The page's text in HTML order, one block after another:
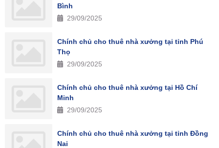
Bình
29/09/2025
Chính chủ cho thuê nhà xưởng tại tỉnh Phú
Thọ
29/09/2025
Chính chủ cho thuê nhà xưởng tại Hồ Chí
Minh
29/09/2025
Chính chủ cho thuê nhà xưởng tại tỉnh Đồng
Nai